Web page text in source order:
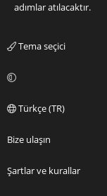
adımlar atılacaktır.
Tema seçici
Türkçe (TR)
Bize ulaşın
Şartlar ve kurallar